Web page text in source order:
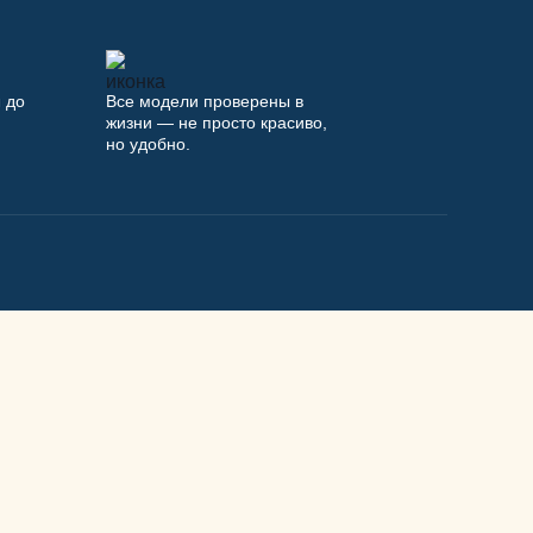
до
Все модели проверены в
жизни — не просто красиво,
но удобно.